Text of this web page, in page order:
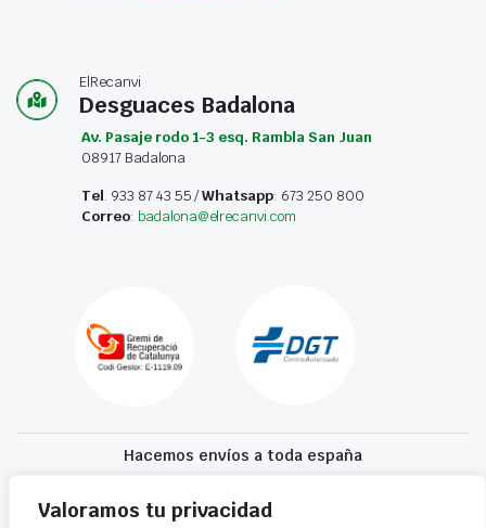
Valoramos tu privacidad
ElRecanvi
Desguaces Badalona
Av. Pasaje rodo 1-3 esq. Rambla San Juan
08917 Badalona
Tel. 933 87 43 55 /Whatsapp: 673 250 800
Correo: badalona@elrecanvi.com
Hacemos envíos a toda españa
Recibe tu recambio en 24-72 horas